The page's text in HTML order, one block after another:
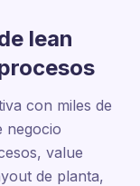
lean
con miles de
negocio
value
de planta,